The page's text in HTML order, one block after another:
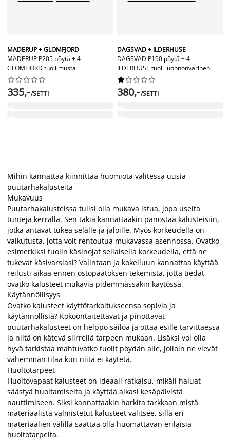
MADERUP + GLOMFJORD
MADERUP P205 pöytä + 4
GLOMFJORD tuoli musta






335,-/SETTI
DAGSVAD + ILDERHUSE
DAGSVAD P190 pöytä + 4
ILDERHUSE tuoli luonnonvärinen






380,-/SETTI
Mihin kannattaa kiinnittää huomiota valitessa uusia
puutarhakalusteita
Mukavuus
Puutarhakalusteissa tulisi olla mukava istua, jopa useita
tunteja kerralla. Sen takia kannattaakin panostaa kalusteisiin,
jotka antavat tukea selälle ja jaloille. Myös korkeudella on
vaikutusta, jotta voit rentoutua mukavassa asennossa. Ovatko
esimerkiksi tuolin käsinojat sellaisella korkeudella, että ne
tukevat käsivarsiasi? Valintaan ja kokeiluun kannattaa käyttää
reilusti aikaa ennen ostopäätöksen tekemistä, jotta tiedät
ovatko kalusteet mukavia pidemmässäkin käytössä.
Käytännöllisyys
Ovatko kalusteet käyttötarkoitukseensa sopivia ja
käytännöllisiä? Kokoontaitettavat ja pinottavat
puutarhakalusteet on helppo säilöä ja ottaa esille tarvittaessa
ja niitä on kätevä siirrellä tarpeen mukaan. Lisäksi voi olla
hyvä tarkistaa mahtuvatko tuolit pöydän alle, jolloin ne vievät
vähemmän tilaa kun niitä ei käytetä.
Huoltotarpeet
Huoltovapaat kalusteet on ideaali ratkaisu, mikäli haluat
säästyä huoltamiselta ja käyttää aikasi kesäpäivistä
nauttimiseen. Siksi kannattaakin harkita tarkkaan mistä
materiaalista valmistetut kalusteet valitsee, sillä eri
materiaalien välillä saattaa olla huomattavan erilaisia
huoltotarpeita.